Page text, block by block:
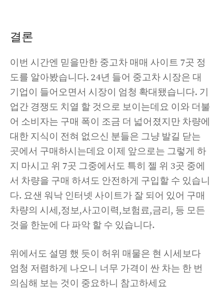
결론
이번 시간엔 믿을만한 중고차 매매 사이트 7곳 정
도를 알아봤습니다. 24년 들어 중고차 시장은 대
기업이 들어오면서 시장이 엄청 확대됐습니다. 기
업간 경쟁도 치열 할 것으로 보이는데요 이와 더불
어 소비자는 구매 폭이 조금 더 넓어졌지만 차량에
대한 지식이 전혀 없으신 분들은 그냥 발길 닫는
곳에서 구매하시는데요 이제 앞으로는 그렇게 하
지 마시고 위 7곳 그중에서도 특히 젤 위 3곳 중에
서 차량을 구매 하셔도 안전하게 구입할 수 있습니
다. 요샌 워낙 인터넷 사이트가 잘 되어 있어 구매
차량의 시세,정보,사고이력,보험료,금리, 등 모든
것을 한눈에 다 파악 할 수 있습니다.
위에서도 설명 했 듯이 허위 매물은 현 시세보다
엄청 저렴하게 나오니 너무 가격이 싼 차는 한 번
의심해 보는 것이 중요하니 참고하세요